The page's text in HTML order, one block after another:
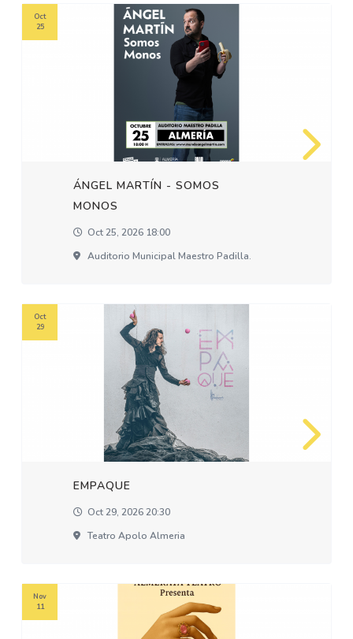
ÁNGEL MARTÍN - SOMOS
MONOS
Oct 25, 2026 18:00
Auditorio Municipal Maestro Padilla.
Oct
25
EMPAQUE
Oct 29, 2026 20:30
Teatro Apolo Almeria
Oct
29
Nov
11